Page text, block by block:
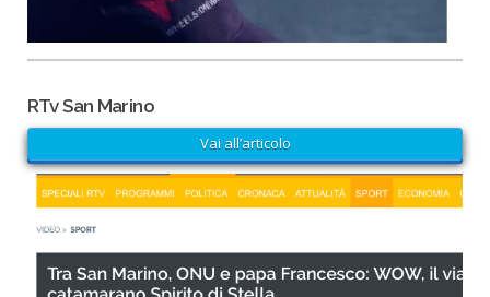
RTv San Marino
Vai all’articolo